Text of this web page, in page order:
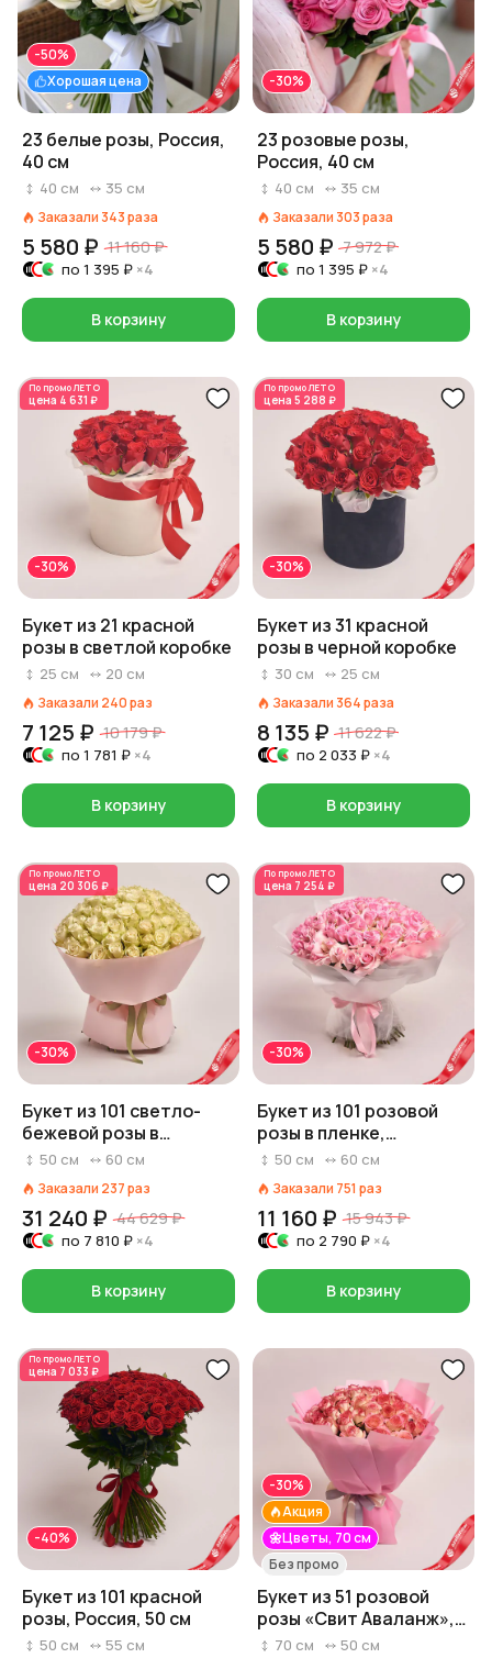
Хорошая цена
-50%
23 белые розы, Россия,
40 см
40 см 35 см
Заказали 343раза
5 580 ₽ 11 160 ₽
по 1 395 ₽ ×4
В корзину
-30%
23 розовые розы,
Россия, 40 см
40 см 35 см
Заказали 303раза
5 580 ₽ 7 972 ₽
по 1 395 ₽ ×4
В корзину
По промоЛЕТО
цена 4 631 ₽
-30%
Букет из 21 красной
розы в светлой коробке
25 см 20 см
Заказали 240раз
7 125 ₽ 10 179 ₽
по 1 781 ₽ ×4
В корзину
По промоЛЕТО
цена 5 288 ₽
-30%
Букет из 31 красной
розы в черной коробке
30 см 25 см
Заказали 364раза
8 135 ₽ 11 622 ₽
по 2 033 ₽ ×4
В корзину
По промоЛЕТО
цена 20 306 ₽
-30%
Букет из 101 светло-
бежевой розы в
розовой бумаге
50 см 60 см
Заказали 237раз
31 240 ₽ 44 629 ₽
по 7 810 ₽ ×4
В корзину
По промоЛЕТО
цена 7 254 ₽
-30%
Букет из 101 розовой
розы в пленке,
Эквадор, 50 см
50 см 60 см
Заказали 751 раз
11 160 ₽ 15 943 ₽
по 2 790 ₽ ×4
В корзину
По промоЛЕТО
цена 7 033 ₽
-40%
Букет из 101 красной
розы, Россия, 50 см
50 см 55 см
🌼Цветы, 70 см
Акция
-30%
Без промо
Букет из 51 розовой
розы «Свит Аваланж»,
70 см, Россия
70 см 50 см